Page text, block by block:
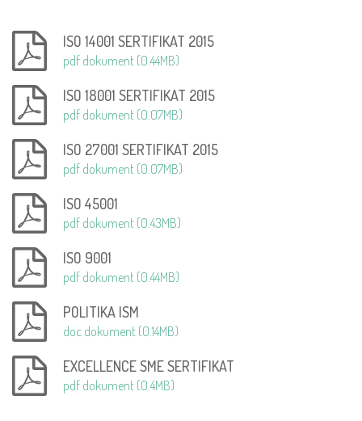
ISO 14001 SERTIFIKAT 2015
pdf dokument (0.44MB)
ISO 18001 SERTIFIKAT 2015
pdf dokument (0.07MB)
ISO 27001 SERTIFIKAT 2015
pdf dokument (0.07MB)
ISO 45001
pdf dokument (0.43MB)
ISO 9001
pdf dokument (0.44MB)
POLITIKA ISM
doc dokument (0.14MB)
EXCELLENCE SME SERTIFIKAT
pdf dokument (0.4MB)